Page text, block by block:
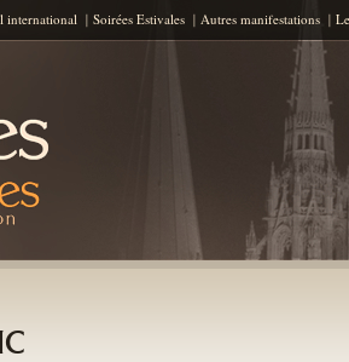
international Soirées Estivales Autres manifestations